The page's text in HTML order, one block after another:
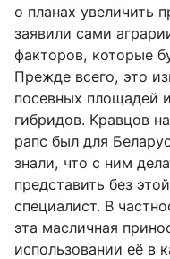
о планах увеличить
заявили сами
факторов, которые
Прежде всего, это
посевных площадей
гибридов. Кравцов
рапс был для
знали, что с ним
представить без
специалист. В
эта масличная
использовании её в